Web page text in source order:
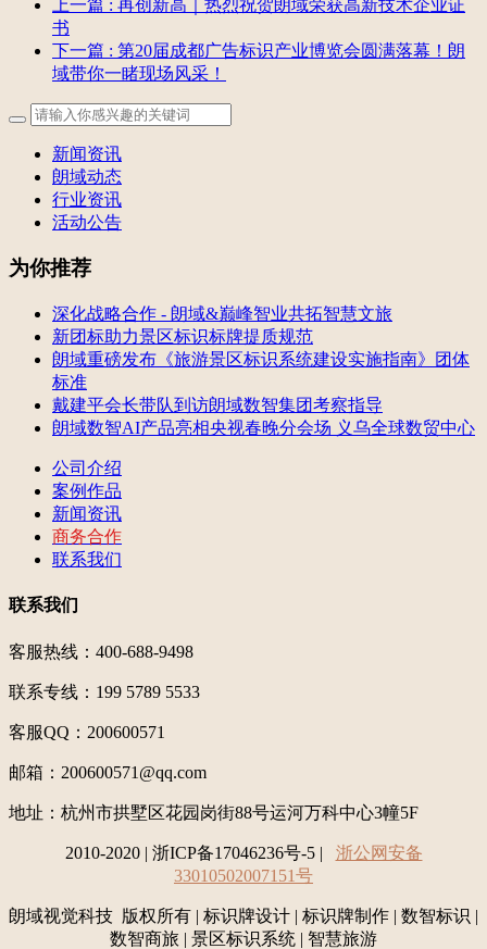
上一篇 : 再创新高｜热烈祝贺朗域荣获高新技术企业证
书
下一篇 : 第20届成都广告标识产业博览会圆满落幕！朗
域带你一睹现场风采！
新闻资讯
朗域动态
行业资讯
活动公告
为你推荐
深化战略合作 - 朗域&巅峰智业共拓智慧文旅
新团标助力景区标识标牌提质规范
朗域重磅发布《旅游景区标识系统建设实施指南》团体
标准
戴建平会长带队到访朗域数智集团考察指导
朗域数智AI产品亮相央视春晚分会场 义乌全球数贸中心
公司介绍
案例作品
新闻资讯
商务合作
联系我们
联系我们
客服热线：400-688-9498
联系专线：199 5789 5533
客服QQ：200600571
邮箱：200600571@qq.com
地址： 杭州市拱墅区花园岗街88号运河万科中心3幢5F
2010-2020 | 浙ICP备17046236号-5 |
浙公网安备
33010502007151号
朗域视觉科技 版权所有 | 标识牌设计 | 标识牌制作 | 数智标识 |
数智商旅 | 景区标识系统 | 智慧旅游